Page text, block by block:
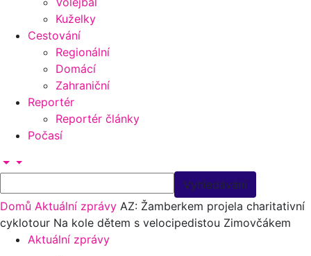
Kuželky
Cestování
Regionální
Domácí
Zahraniční
Reportér
Reportér články
Počasí
Domů Aktuální zprávy AZ: Žamberkem projela charitativní
cyklotour Na kole dětem s velocipedistou Zimovčákem
Aktuální zprávy